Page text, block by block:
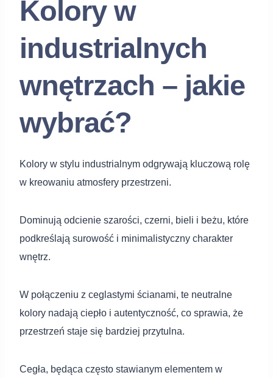
Kolory w
industrialnych
wnętrzach – jakie
wybrać?
Kolory w stylu industrialnym odgrywają kluczową rolę
w kreowaniu atmosfery przestrzeni.
Dominują odcienie szarości, czerni, bieli i beżu, które
podkreślają surowość i minimalistyczny charakter
wnętrz.
W połączeniu z ceglastymi ścianami, te neutralne
kolory nadają ciepło i autentyczność, co sprawia, że
przestrzeń staje się bardziej przytulna.
Cegła, będąca często stawianym elementem w